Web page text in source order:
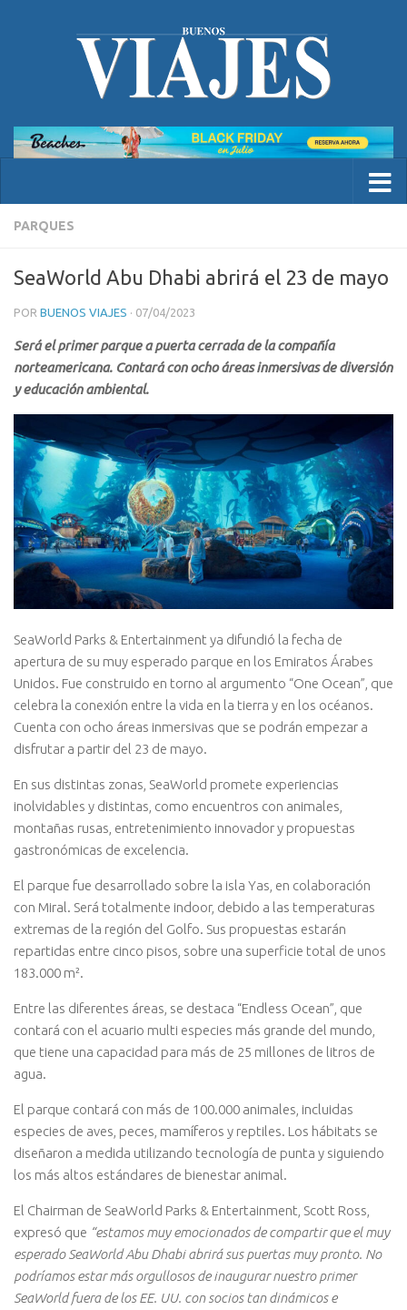
PARQUES
SeaWorld Abu Dhabi abrirá el 23 de mayo
POR BUENOS VIAJES · 07/04/2023
Será el primer parque a puerta cerrada de la compañía
norteamericana. Contará con ocho áreas inmersivas de diversión
y educación ambiental.
SeaWorld Parks & Entertainment ya difundió la fecha de
apertura de su muy esperado parque en los Emiratos Árabes
Unidos. Fue construido en torno al argumento “One Ocean”, que
celebra la conexión entre la vida en la tierra y en los océanos.
Cuenta con ocho áreas inmersivas que se podrán empezar a
disfrutar a partir del 23 de mayo.
En sus distintas zonas, SeaWorld promete experiencias
inolvidables y distintas, como encuentros con animales,
montañas rusas, entretenimiento innovador y propuestas
gastronómicas de excelencia.
El parque fue desarrollado sobre la isla Yas, en colaboración
con Miral. Será totalmente indoor, debido a las temperaturas
extremas de la región del Golfo. Sus propuestas estarán
repartidas entre cinco pisos, sobre una superficie total de unos
183.000 m².
Entre las diferentes áreas, se destaca “Endless Ocean”, que
contará con el acuario multi especies más grande del mundo,
que tiene una capacidad para más de 25 millones de litros de
agua.
El parque contará con más de 100.000 animales, incluidas
especies de aves, peces, mamíferos y reptiles. Los hábitats se
diseñaron a medida utilizando tecnología de punta y siguiendo
los más altos estándares de bienestar animal.
El Chairman de SeaWorld Parks & Entertainment, Scott Ross,
expresó que “estamos muy emocionados de compartir que el muy
esperado SeaWorld Abu Dhabi abrirá sus puertas muy pronto. No
podríamos estar más orgullosos de inaugurar nuestro primer
SeaWorld fuera de los EE. UU. con socios tan dinámicos e